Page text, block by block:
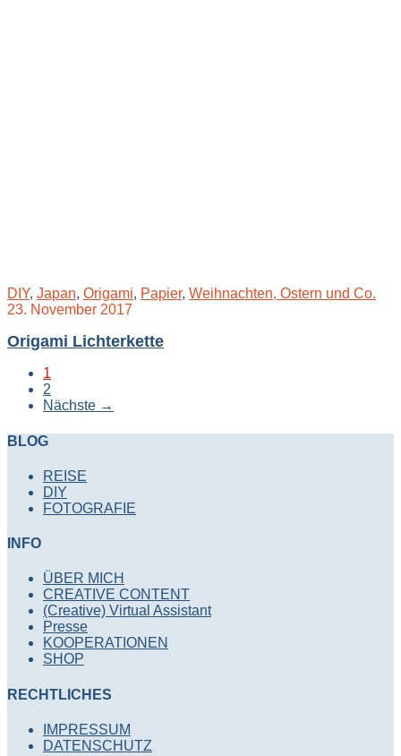
DIY, Japan, Origami, Papier, Weihnachten, Ostern und Co.
23. November 2017
Origami Lichterkette
1
2
Nächste →
BLOG
REISE
DIY
FOTOGRAFIE
INFO
ÜBER MICH
CREATIVE CONTENT
(Creative) Virtual Assistant
Presse
KOOPERATIONEN
SHOP
RECHTLICHES
IMPRESSUM
DATENSCHUTZ